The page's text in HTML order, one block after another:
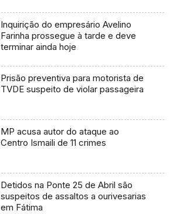
Inquirição do empresário Avelino
Farinha prossegue à tarde e deve
terminar ainda hoje
Prisão preventiva para motorista de
TVDE suspeito de violar passageira
MP acusa autor do ataque ao
Centro Ismaili de 11 crimes
Detidos na Ponte 25 de Abril são
suspeitos de assaltos a ourivesarias
em Fátima